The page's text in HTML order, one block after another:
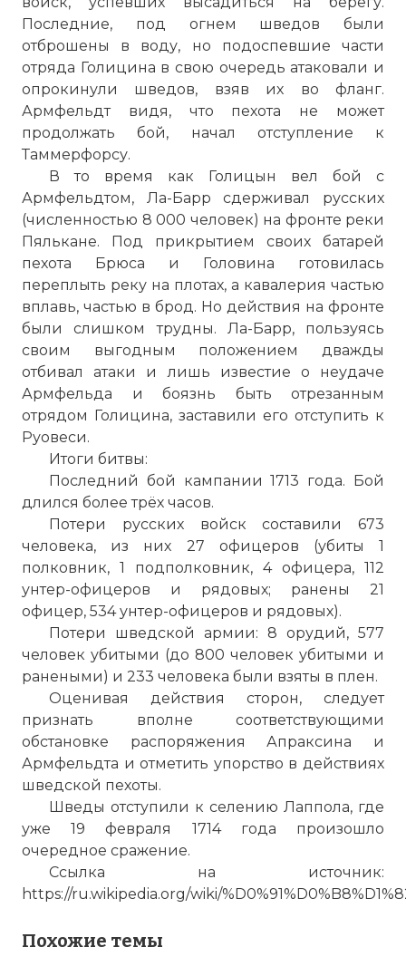
Последние, под огнем шведов были
отброшены в воду, но подоспевшие части
отряда Голицина в свою очередь атаковали и
опрокинули шведов, взяв их во фланг.
Армфельдт видя, что пехота не может
продолжать бой, начал отступление к
Таммерфорсу.
В то время как Голицын вел бой с
Армфельдтом, Ла-Барр сдерживал русских
(численностью 8 000 человек) на фронте реки
Пялькане. Под прикрытием своих батарей
пехота Брюса и Головина готовилась
переплыть реку на плотах, а кавалерия частью
вплавь, частью в брод. Но действия на фронте
были слишком трудны. Ла-Барр, пользуясь
своим выгодным положением дважды
отбивал атаки и лишь известие о неудаче
Армфельда и боязнь быть отрезанным
отрядом Голицина, заставили его отступить к
Руовеси.
Итоги битвы:
Последний бой кампании 1713 года. Бой
длился более трёх часов.
Потери русских войск составили 673
человека, из них 27 офицеров (убиты 1
полковник, 1 подполковник, 4 офицера, 112
унтер-офицеров и рядовых; ранены 21
офицер, 534 унтер-офицеров и рядовых).
Потери шведской армии: 8 орудий, 577
человек убитыми (до 800 человек убитыми и
ранеными) и 233 человека были взяты в плен.
Оценивая действия сторон, следует
признать вполне соответствующими
обстановке распоряжения Апраксина и
Армфельдта и отметить упорство в действиях
шведской пехоты.
Шведы отступили к селению Лаппола, где
уже 19 февраля 1714 года произошло
очередное сражение.
Ссылка на источник:
https://ru.wikipedia.org/wiki/
Похожие темы